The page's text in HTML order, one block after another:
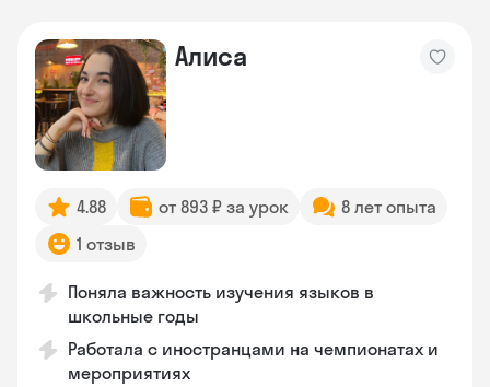
Алиса
4.88 от 893 ₽ за урок
8 лет опыта
1 отзыв
Поняла важность изучения языков в
школьные годы
Работала с иностранцами на чемпионатах и
мероприятиях